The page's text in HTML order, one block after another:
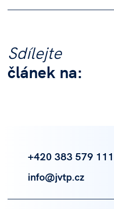
Sdílejte
článek na:
+420 383 579 111
info@jvtp.cz